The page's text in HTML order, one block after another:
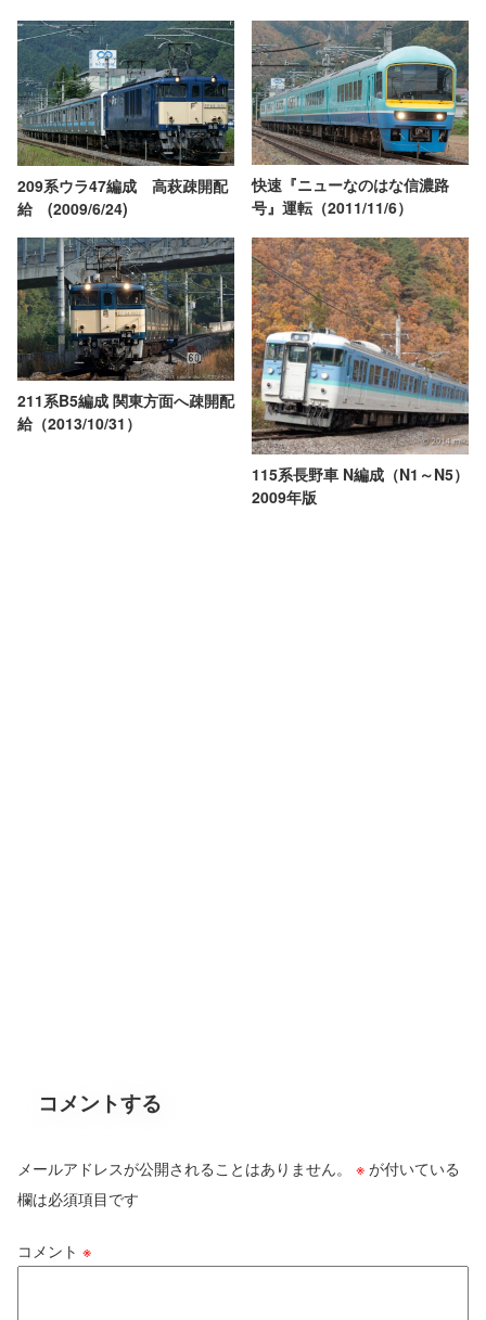
209系ウラ47編成 高萩疎開配
給 (2009/6/24)
快速『ニューなのはな信濃路
号』運転（2011/11/6）
211系B5編成 関東方面へ疎開配
給（2013/10/31）
115系長野車 N編成（N1～N5）
2009年版
コメントする
メールアドレスが公開されることはありません。 ※が付いている
欄は必須項目です
コメント ※